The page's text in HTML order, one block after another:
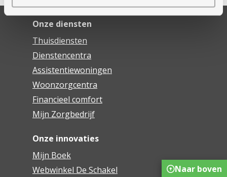
Onze diensten
Thuisdiensten
Dienstencentra
Assistentiewoningen
Woonzorgcentra
Financieel comfort
Mijn Zorgbedrijf
Onze innovaties
Mijn Boek
Webwinkel De Schakel
Naar boven